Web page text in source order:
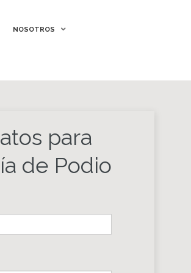
NOSOTROS
NOSOTROS
para
de Podio